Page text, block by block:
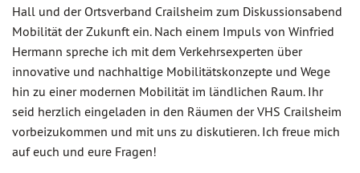
Hall und der Ortsverband Crailsheim zum Diskussionsabend
Mobilität der Zukunft ein. Nach einem Impuls von Winfried
Hermann spreche ich mit dem Verkehrsexperten über
innovative und nachhaltige Mobilitätskonzepte und Wege
hin zu einer modernen Mobilität im ländlichen Raum. Ihr
seid herzlich eingeladen in den Räumen der VHS Crailsheim
vorbeizukommen und mit uns zu diskutieren. Ich freue mich
auf euch und eure Fragen!